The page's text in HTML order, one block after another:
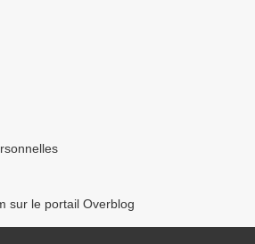
sur le portail Overblog